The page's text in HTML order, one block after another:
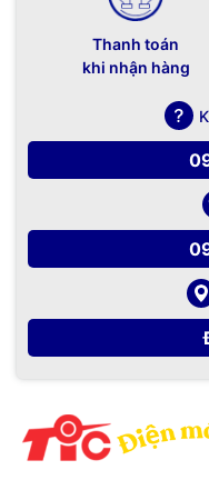
Thanh toán
khi nhận hàng